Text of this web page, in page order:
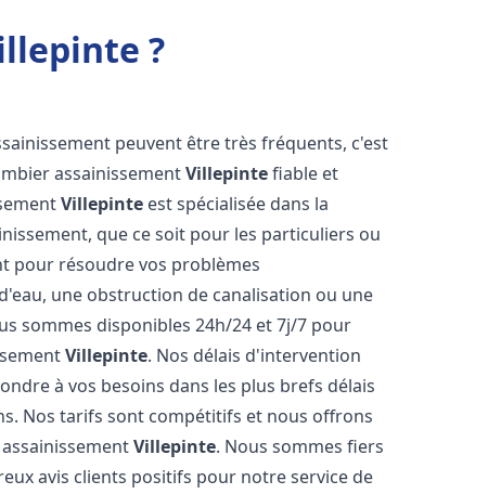
?
peuvent être très fréquents, c'est
assainissementVillepintefiable et
Villepinte est spécialisée dans la
que ce soit pour les particuliers ou
pour résoudre vos problèmes
une obstruction de canalisation ou une
sommes disponibles 24h/24 et 7j/7 pour
Villepinte. Nos délais d'intervention
à vos besoins dans les plus brefs délais
Nos tarifs sont compétitifs et nous offrons
Villepinte. Nous sommes fiers
avis clients positifs pour notre service de